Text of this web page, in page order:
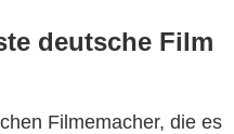
deutsche Film
Filmemacher, die es